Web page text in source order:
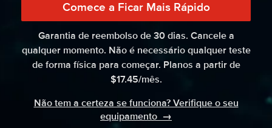
Comece a Ficar Mais Rápido
Garantia de reembolso de 30 dias. Cancele a
qualquer momento. Não é necessário qualquer teste
de forma física para começar. Planos a partir de
$17.45/mês.
Não tem a certeza se funciona? Verifique o seu
equipamento →